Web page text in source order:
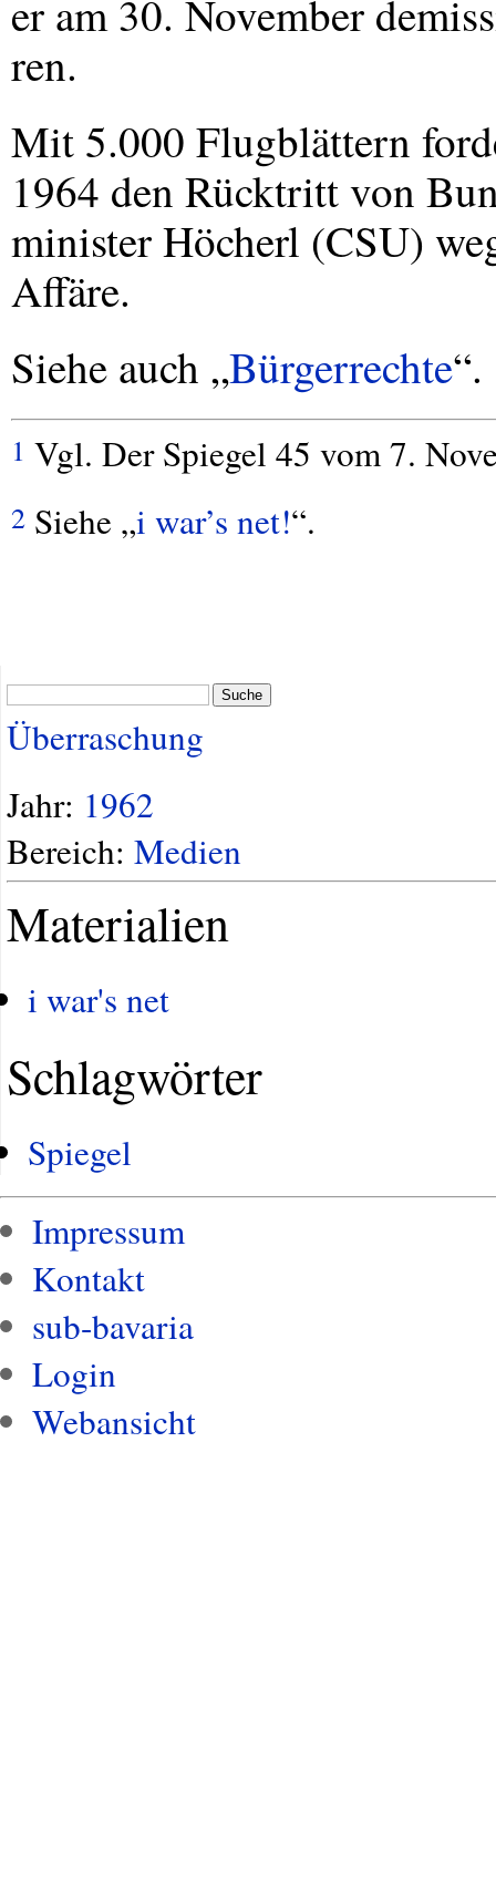
er am 30. November
ren.
Mit 5.000 Flugblättern
1964 den Rücktritt von
minister Höcherl (CSU)
Affäre.
Siehe auch „Bürgerrechte“.
1 Vgl. Der Spiegel 45 vom 7.
2 Siehe „i war’s net!“.
Suche
Überraschung
Jahr: 1962
Bereich: Medien
Materialien
i war's net
Schlagwörter
Spiegel
Impressum
Kontakt
sub-bavaria
Login
Webansicht